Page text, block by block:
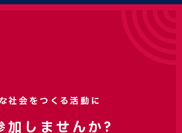
社会をつくる活動に
加しませんか?